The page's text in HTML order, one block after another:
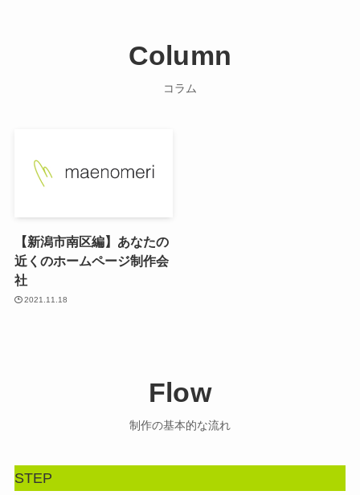
Column
コラム
【新潟市南区編】あなたの
近くのホームページ制作会
社
2021.11.18
Flow
制作の基本的な流れ
STEP